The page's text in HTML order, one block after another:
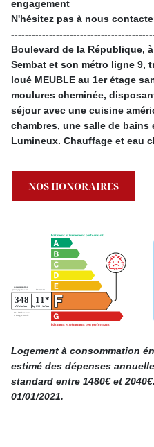
engagement
N'hésitez pas à nous
Boulevard de la République,
Sembat et son métro ligne 9,
loué MEUBLE au 1er étage
moulures cheminée,
séjour avec une cuisine
chambres, une salle de bains
Lumineux. Chauffage et eau
NOS HONORAIRES
Logement à consommation
estimé des dépenses
standard entre 1480€ et
01/01/2021.